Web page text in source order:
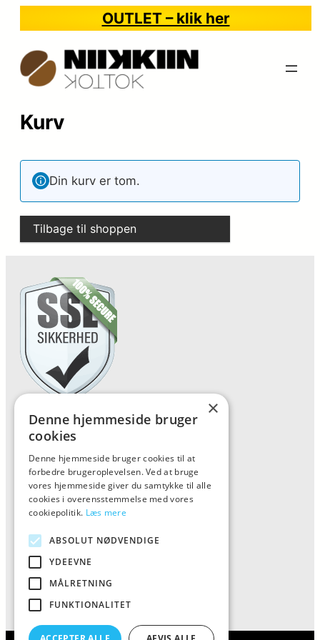
indhold
OUTLET – klik her
Kurv
Din kurv er tom.
Tilbage til shoppen
Forside
Kontakt
Oversigt artikler
Kiinkiintoktok
Tlf: 7876 8672
Mail:
×
Denne hjemmeside bruger
cookies
Denne hjemmeside bruger cookies til at
forbedre brugeroplevelsen. Ved at bruge
vores hjemmeside giver du samtykke til alle
cookies i overensstemmelse med vores
cookiepolitik. Læs mere
ABSOLUT NØDVENDIGE
YDEEVNE
MÅLRETNING
FUNKTIONALITET